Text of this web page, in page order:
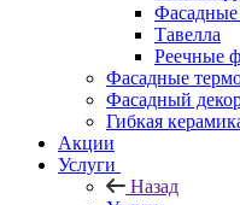
Фасадные
Тавелла
Реечные
Фасадные
Фасадный
Гибкая
Акции
Услуги
Назад